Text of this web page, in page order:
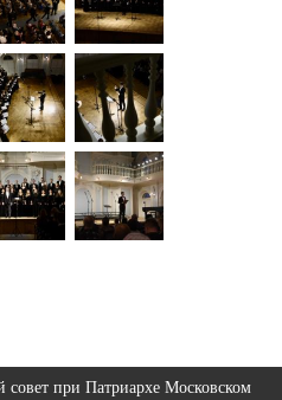
при Патриархе Московском